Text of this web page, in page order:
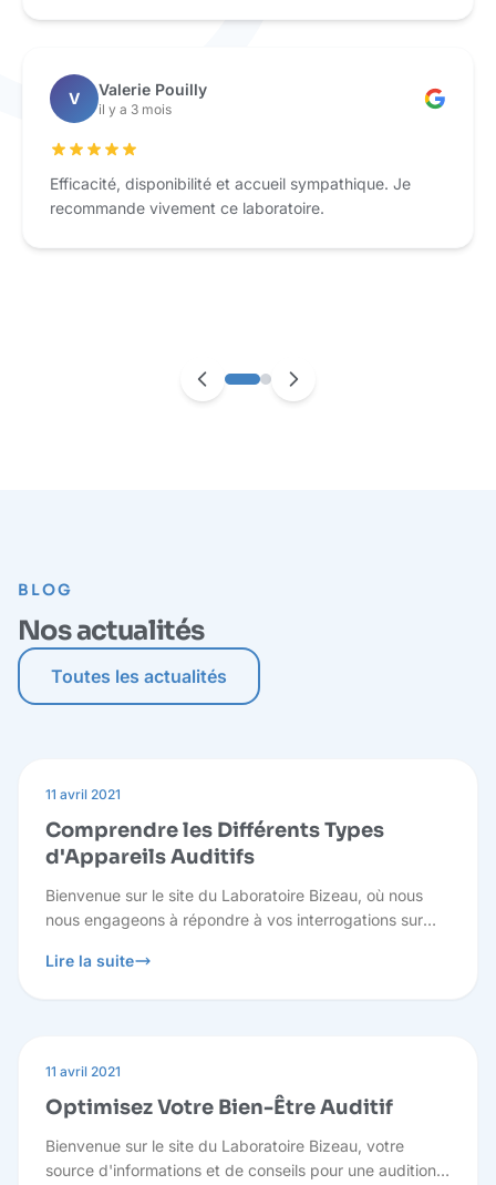
V Valerie Pouilly
il y a 3 mois
Efficacité, disponibilité et accueil sympathique. Je
recommande vivement ce laboratoire.
BLOG
Nos actualités
Toutes les actualités
11 avril 2021
Comprendre les Différents Types
d'Appareils Auditifs
Bienvenue sur le site du Laboratoire Bizeau, où nous
nous engageons à répondre à vos interrogations sur
pour prendre des décisions éclairées concernant votre
Lire la suite
11 avril 2021
Optimisez Votre Bien-Être Auditif
Bienvenue sur le site du Laboratoire Bizeau, votre
source d'informations et de conseils pour une audition